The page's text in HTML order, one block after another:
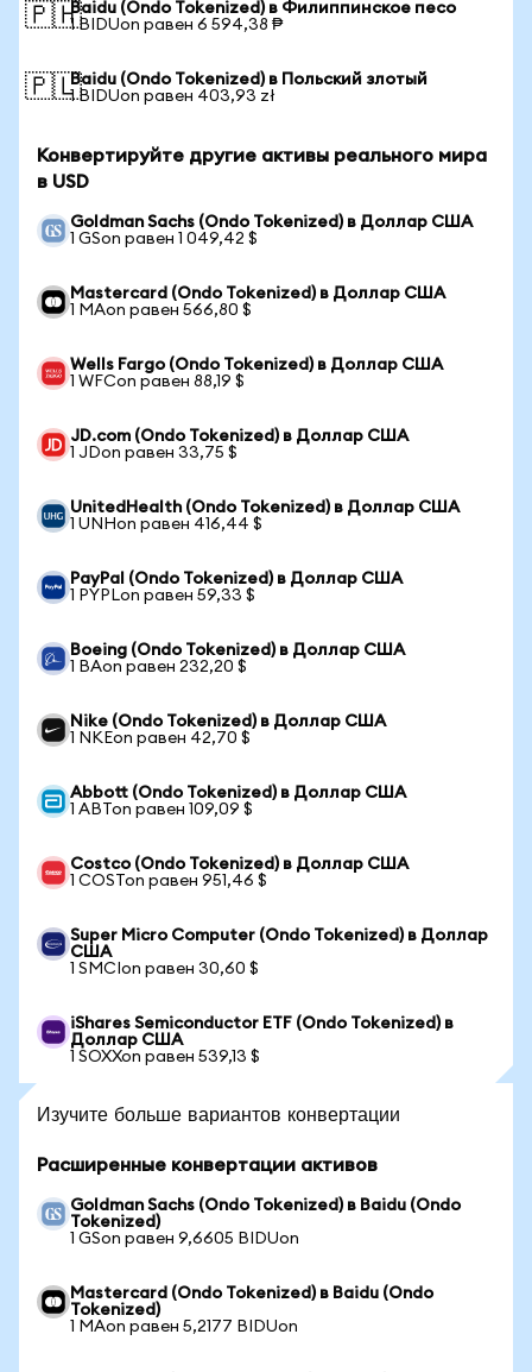
🇵🇭Baidu (Ondo Tokenized) в Филиппинское песо
1 BIDUon равен 6 594,38 ₱
🇵🇱Baidu (Ondo Tokenized) в Польский злотый
1 BIDUon равен 403,93 zł
Конвертируйте другие активы реального мира
в USD
Goldman Sachs (Ondo Tokenized) в Доллар США
1 GSon равен 1 049,42 $
Mastercard (Ondo Tokenized) в Доллар США
1 MAon равен 566,80 $
Wells Fargo (Ondo Tokenized) в Доллар США
1 WFCon равен 88,19 $
JD.com (Ondo Tokenized) в Доллар США
1 JDon равен 33,75 $
UnitedHealth (Ondo Tokenized) в Доллар США
1 UNHon равен 416,44 $
PayPal (Ondo Tokenized) в Доллар США
1 PYPLon равен 59,33 $
Boeing (Ondo Tokenized) в Доллар США
1 BAon равен 232,20 $
Nike (Ondo Tokenized) в Доллар США
1 NKEon равен 42,70 $
Abbott (Ondo Tokenized) в Доллар США
1 ABTon равен 109,09 $
Costco (Ondo Tokenized) в Доллар США
1 COSTon равен 951,46 $
Super Micro Computer (Ondo Tokenized) в Доллар
США
1 SMCIon равен 30,60 $
iShares Semiconductor ETF (Ondo Tokenized) в
Доллар США
1 SOXXon равен 539,13 $
Изучите больше вариантов конвертации
Расширенные конвертации активов
Goldman Sachs (Ondo Tokenized) в Baidu (Ondo
Tokenized)
1 GSon равен 9,6605 BIDUon
Mastercard (Ondo Tokenized) в Baidu (Ondo
Tokenized)
1 MAon равен 5,2177 BIDUon